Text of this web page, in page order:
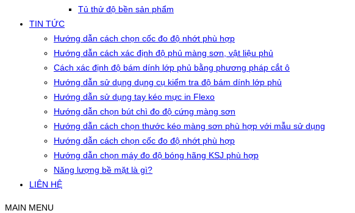
Tủ thử độ bền sản phẩm
TIN TỨC
Hướng dẫn cách chọn cốc đo độ nhớt phù hợp
Hướng dẫn cách xác định độ phủ màng sơn, vật liệu phủ
Cách xác định độ bám dính lớp phủ bằng phương pháp cắt ô
Hướng dẫn sử dụng dụng cụ kiểm tra độ bám dính lớp phủ
Hướng dẫn sử dụng tay kéo mực in Flexo
Hướng dẫn chọn bút chì đo độ cứng màng sơn
Hướng dẫn cách chọn thước kéo màng sơn phù hợp với mẫu sử dụng
Hướng dẫn cách chọn cốc đo độ nhớt phù hợp
Hướng dẫn chọn máy đo độ bóng hãng KSJ phù hợp
Năng lượng bề mặt là gì?
LIÊN HỆ
MAIN MENU